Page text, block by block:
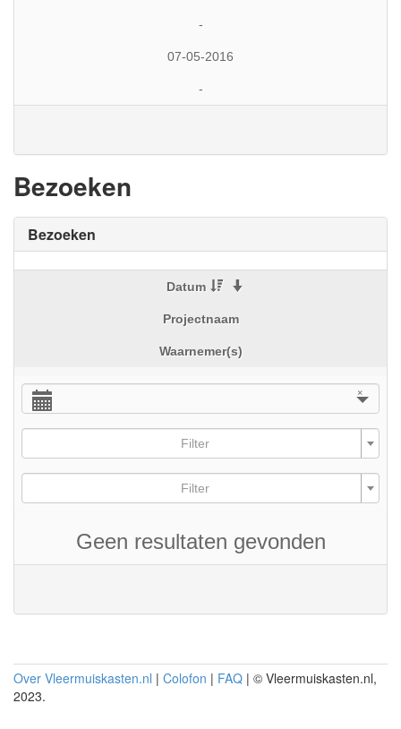
-
07-05-2016
-
Bezoeken
Bezoeken
Datum
Projectnaam
Waarnemer(s)
×
Filter
Filter
Geen resultaten gevonden
Over Vleermuiskasten.nl | Colofon | FAQ | © Vleermuiskasten.nl,
2023.